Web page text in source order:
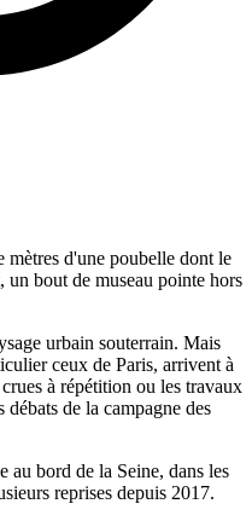
d'une poubelle dont le
un bout de museau pointe hors
urbain souterrain. Mais
ceux de Paris, arrivent à
à répétition ou les travaux
de la campagne des
au bord de la Seine, dans les
reprises depuis 2017.